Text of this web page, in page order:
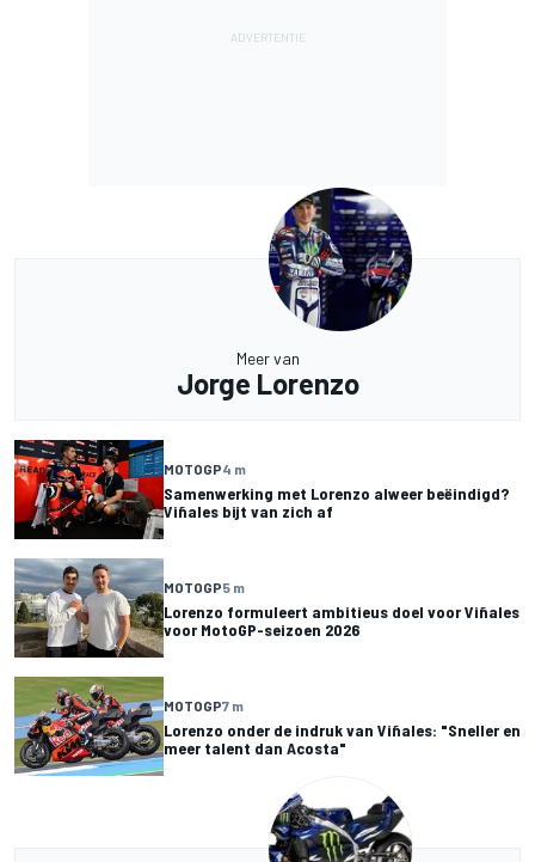
Meer van
Jorge Lorenzo
MOTOGP4 m
Samenwerking met Lorenzo alweer beëindigd?
Viñales bijt van zich af
MOTOGP5 m
Lorenzo formuleert ambitieus doel voor Viñales
voor MotoGP-seizoen 2026
MOTOGP7 m
Lorenzo onder de indruk van Viñales: "Sneller en
meer talent dan Acosta"